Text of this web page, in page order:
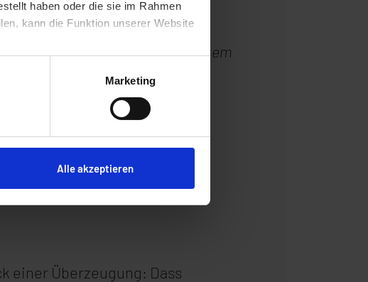
haben oder die sie im Rahmen
kann die Funktion unserer Website
Marketing
Alle akzeptieren
technologisch auf höchstem
synaforce
teilt, sondern mit seinem
einem weiten Netzwerk an IT-
hardware netzwerke software
einer Überzeugung: Dass